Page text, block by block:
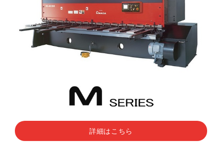
詳細はこちら